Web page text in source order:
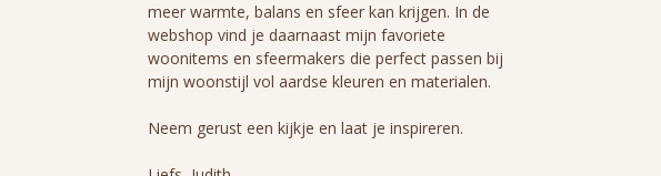
meer warmte, balans en sfeer kan krijgen. In de
webshop vind je daarnaast mijn favoriete
woonitems en sfeermakers die perfect passen bij
mijn woonstijl vol aardse kleuren en materialen.
Neem gerust een kijkje en laat je inspireren.